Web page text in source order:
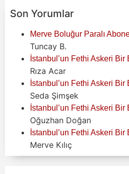
Son Yorumlar
Merve Boluğur Paralı
Tuncay B.
İstanbul’un Fethi Askeri Bir
Rıza Acar
İstanbul’un Fethi Askeri Bir
Seda Şimşek
İstanbul’un Fethi Askeri Bir
Oğuzhan Doğan
İstanbul’un Fethi Askeri Bir
Merve Kılıç